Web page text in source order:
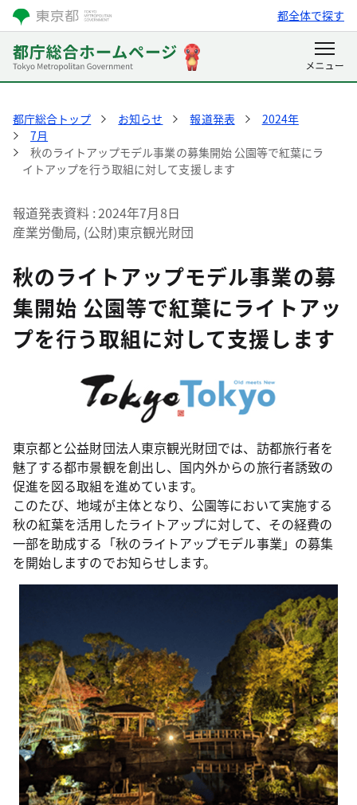
都全体で探す
都庁総合トップ お知らせ 報道発表
2024年
7月
秋のライトアップモデル事業の募集開始 公園等で紅葉にラ
イトアップを行う取組に対して支援します
報道発表資料 2024年7月8日
産業労働局, (公財)東京観光財団
秋のライトアップモデル事業の募
集開始 公園等で紅葉にライトアッ
プを行う取組に対して支援します
東京都と公益財団法人東京観光財団では、訪都旅行者を
魅了する都市景観を創出し、国内外からの旅行者誘致の
促進を図る取組を進めています。
このたび、地域が主体となり、公園等において実施する
秋の紅葉を活用したライトアップに対して、その経費の
一部を助成する「秋のライトアップモデル事業」の募集
を開始しますのでお知らせします。